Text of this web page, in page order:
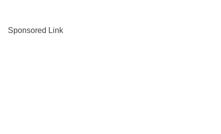
Sponsored Link